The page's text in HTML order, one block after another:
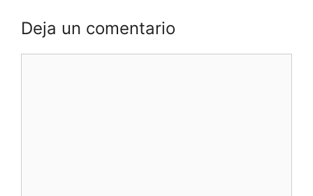
Deja un comentario